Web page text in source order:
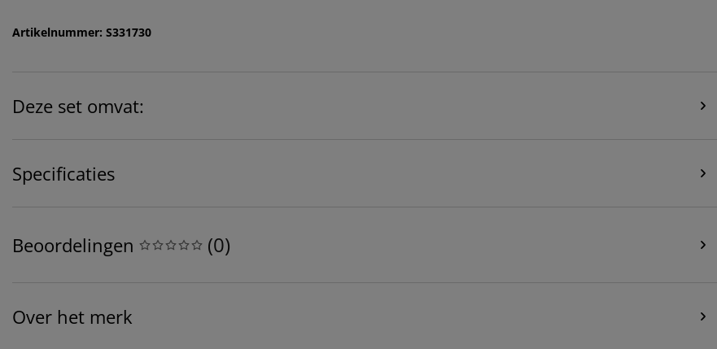
Artikelnummer: S331730
Deze set omvat:
Specificaties
Beoordelingen (0)
Over het merk